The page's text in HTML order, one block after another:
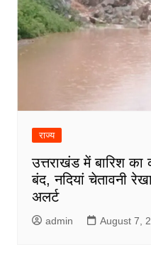
राज्य
उत्तराखंड में बारिश
बंद, नदियां चेतावनी
अलर्ट
admin August 7,